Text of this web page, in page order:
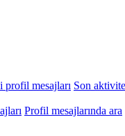
profil mesajları Son
Profil mesajlarında ara